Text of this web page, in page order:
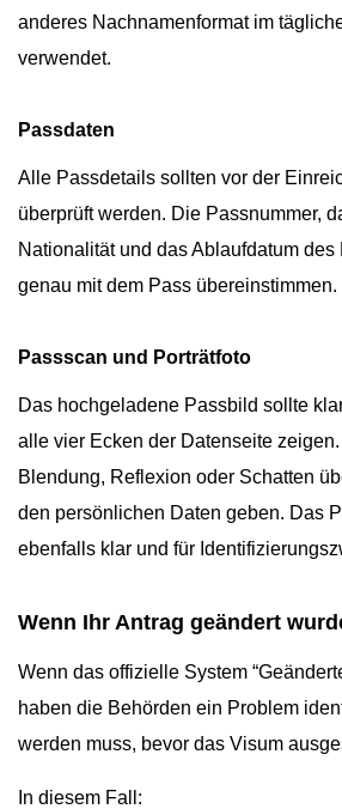
anderes Nachnamenformat im
verwendet.
Passdaten
Alle Passdetails sollten vor der
überprüft werden. Die Passnummer,
Nationalität und das Ablaufdatum des
genau mit dem Pass übereinstimmen.
Passscan und Porträtfoto
Das hochgeladene Passbild sollte
alle vier Ecken der Datenseite
Blendung, Reflexion oder Schatten
den persönlichen Daten geben. Das
ebenfalls klar und für
Wenn Ihr Antrag geändert
Wenn das offizielle System
haben die Behörden ein Problem
werden muss, bevor das Visum
In diesem Fall: